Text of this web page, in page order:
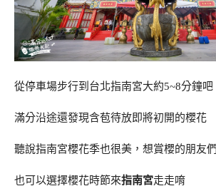
從停車場步行到台北指南宮大約5~8分鐘吧
滿分沿途還發現含苞待放即將初開的櫻花
聽說指南宮櫻花季也很美，想賞櫻的朋友們
也可以選擇櫻花時節來指南宮走走唷